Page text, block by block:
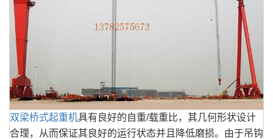
双梁桥式起重机具有良好的自重/载重比，其几何形状设计
合理，从而保证其良好的运行状态并且降低磨损。由于吊钩